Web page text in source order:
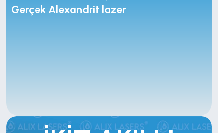
Gerçek Alexandrit lazer